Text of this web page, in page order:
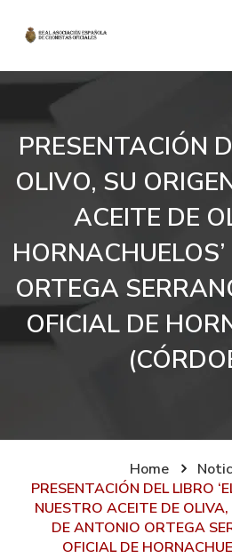
PRESENTACIÓN
OLIVO, SU
ACEITE DE
ORTEGA
OFICIAL DE
Home
PRESENTACIÓN DEL LIBRO
NUESTRO ACEITE DE OLIVA,
DE ANTONIO ORTEGA
OFICIAL DE